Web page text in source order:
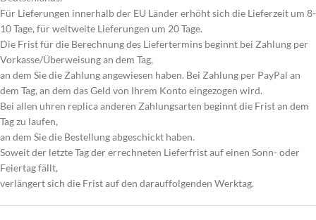
Für Lieferungen innerhalb der EU Länder erhöht sich die Lieferzeit um 8-
10 Tage, für weltweite Lieferungen um 20 Tage.
Die Frist für die Berechnung des Liefertermins beginnt bei Zahlung per
Vorkasse/Überweisung an dem Tag,
an dem Sie die Zahlung angewiesen haben. Bei Zahlung per PayPal an
dem Tag, an dem das Geld von Ihrem Konto eingezogen wird.
Bei allen uhren replica anderen Zahlungsarten beginnt die Frist an dem
Tag zu laufen,
an dem Sie die Bestellung abgeschickt haben.
Soweit der letzte Tag der errechneten Lieferfrist auf einen Sonn- oder
Feiertag fällt,
verlängert sich die Frist auf den darauffolgenden Werktag.